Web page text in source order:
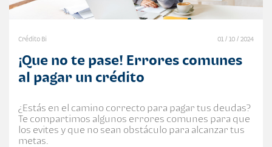
Crédito Bi 01 / 10 / 2024
¡Que no te pase! Errores comunes
al pagar un crédito
¿Estás en el camino correcto para pagar tus deudas?
Te compartimos algunos errores comunes para que
los evites y que no sean obstáculo para alcanzar tus
metas.